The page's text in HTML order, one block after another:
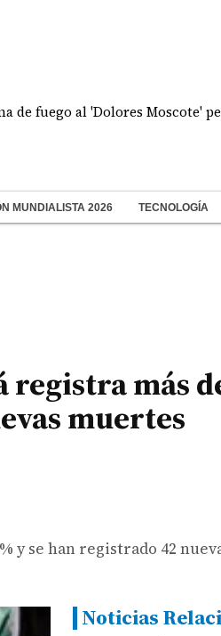
al 'Dolores Moscote'
MUNDIALISTA 2026 TECNOLOGÍA
registra más
muertes
y se han registrado 42
Noticias